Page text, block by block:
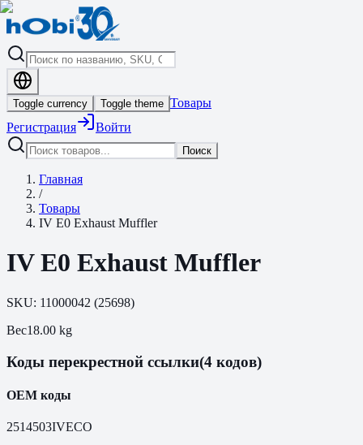
Toggle currency Toggle theme Товары
Регистрация
Войти
Поиск
Главная
/
Товары
IV E0 Exhaust Muffler
IV E0 Exhaust Muffler
SKU: 11000042 (25698)
Вес18.00 kg
Коды перекрестной ссылки(4 кодов)
OEM коды
2514503IVECO